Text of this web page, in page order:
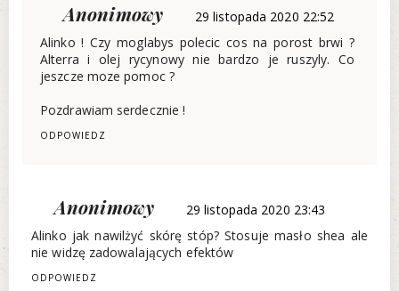
Anonimowy
29 listopada 2020 22:52
Alinko ! Czy moglabys polecic cos na porost brwi ?
Alterra i olej rycynowy nie bardzo je ruszyly. Co
jeszcze moze pomoc ?
Pozdrawiam serdecznie !
ODPOWIEDZ
Anonimowy
29 listopada 2020 23:43
Alinko jak nawilżyć skórę stóp? Stosuje masło shea ale
nie widzę zadowalających efektów
ODPOWIEDZ